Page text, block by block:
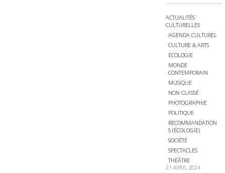
ACTUALITÉS
CULTURELLES
AGENDA CULTUREL
CULTURE & ARTS
ECOLOGIE
MONDE
CONTEMPORAIN
MUSIQUE
NON CLASSÉ
PHOTOGRAPHIE
POLITIQUE
RECOMMANDATION
S (ÉCOLOGIE)
SOCIÉTÉ
SPECTACLES
THÉÂTRE
21 AVRIL 2024